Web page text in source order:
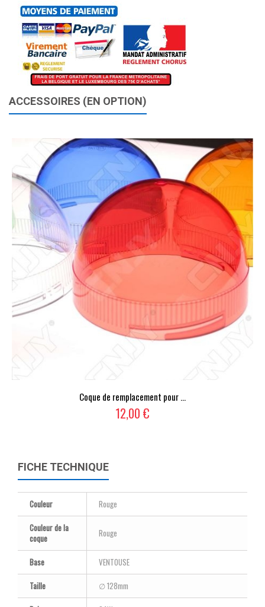
ACCESSOIRES (EN OPTION)
Coque de remplacement pour ...
12,00 €
FICHE TECHNIQUE
Couleur
Rouge
Couleur de la
coque
Rouge
Base
VENTOUSE
Taille
∅ 128mm